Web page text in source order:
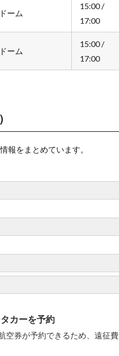
ーム
15:00 /
17:00
ーム
15:00 /
17:00
報をまとめています。
カーを予約
空券が予約できるため、遠征費